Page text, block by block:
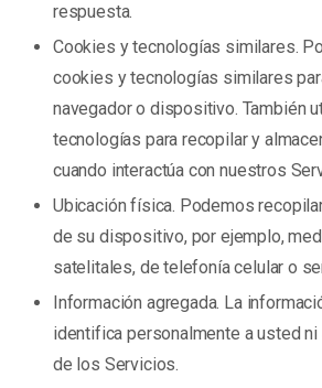
respuesta.
Cookies y tecnologías similares.
cookies y tecnologías similares
navegador o dispositivo. También
tecnologías para recopilar y
cuando interactúa con nuestros
Ubicación física. Podemos
de su dispositivo, por ejemplo,
satelitales, de telefonía celular o
Información agregada. La
identifica personalmente a usted ni
de los Servicios.